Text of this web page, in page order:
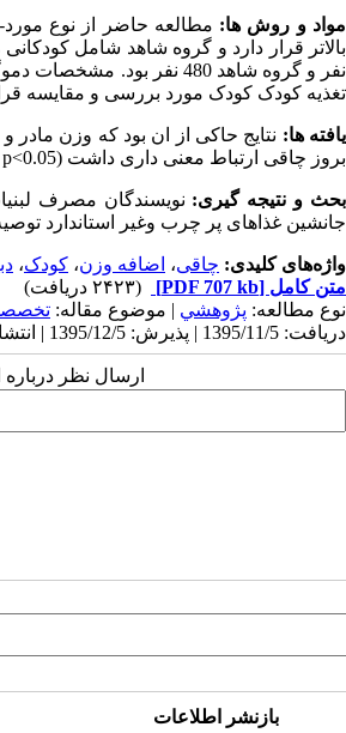
مواد و روش ها:
نفر و گروه شاهد 480 نفر
تغذیه کودک کودک مورد بررسی و مقایسه
یافته ها: نتایج حاکی از ان بود که وزن مادر
بروز چاقی ارتباط معنی داری داشت (p<0.05
بحث و نتیجه گیری: نویسندگان مصرف
جانشین غذاهای پر چرب وغیر استاندارد
واژه‌های کلیدی: چاقی، اضافه وزن، کودک،
متن کامل [PDF 707 kb]
(۲۴۲۳ دریافت)
نوع مطالعه: پژوهشي | موضوع مقاله:
دریافت: 1395/11/5 | پذیرش: 1395/12/5 | انتشار: 1395/12/18
ارسال نظر
بازنشر اطلاعات